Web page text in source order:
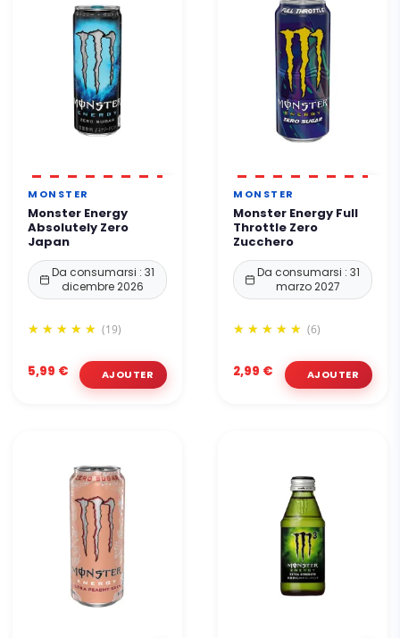
MONSTER
Monster Energy
Absolutely Zero
Japan
Da consumarsi : 31
dicembre 2026
(19)
5,99 €
MONSTER
Monster Energy Full
Throttle Zero
Zucchero
Da consumarsi : 31
marzo 2027
(6)
2,99 €